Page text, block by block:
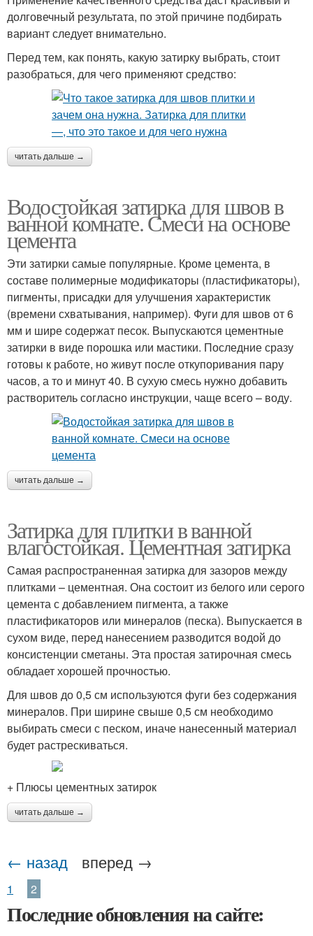
долговечный результата, по этой причине подбирать
вариант следует внимательно.
Перед тем, как понять, какую затирку выбрать, стоит
разобраться, для чего применяют средство:
читать дальше →
Водостойкая затирка для швов в
ванной комнате. Смеси на основе
цемента
Эти затирки самые популярные. Кроме цемента, в
составе полимерные модификаторы (пластификаторы),
пигменты, присадки для улучшения характеристик
(времени схватывания, например). Фуги для швов от 6
мм и шире содержат песок. Выпускаются цементные
затирки в виде порошка или мастики. Последние сразу
готовы к работе, но живут после откупоривания пару
часов, а то и минут 40. В сухую смесь нужно добавить
растворитель согласно инструкции, чаще всего – воду.
читать дальше →
Затирка для плитки в ванной
влагостойкая. Цементная затирка
Самая распространенная затирка для зазоров между
плитками – цементная. Она состоит из белого или серого
цемента с добавлением пигмента, а также
пластификаторов или минералов (песка). Выпускается в
сухом виде, перед нанесением разводится водой до
консистенции сметаны. Эта простая затирочная смесь
обладает хорошей прочностью.
Для швов до 0,5 см используются фуги без содержания
минералов. При ширине свыше 0,5 см необходимо
выбирать смеси с песком, иначе нанесенный материал
будет растрескиваться.
+ Плюсы цементных затирок
читать дальше →
← назад вперед →
1 2
Последние обновления на сайте: